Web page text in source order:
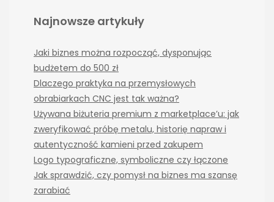
Najnowsze artykuły
Jaki biznes można rozpocząć, dysponując
budżetem do 500 zł
Dlaczego praktyka na przemysłowych
obrabiarkach CNC jest tak ważna?
Używana biżuteria premium z marketplace’u: jak
zweryfikować próbę metalu, historię napraw i
autentyczność kamieni przed zakupem
Logo typograficzne, symboliczne czy łączone
Jak sprawdzić, czy pomysł na biznes ma szansę
zarabiać